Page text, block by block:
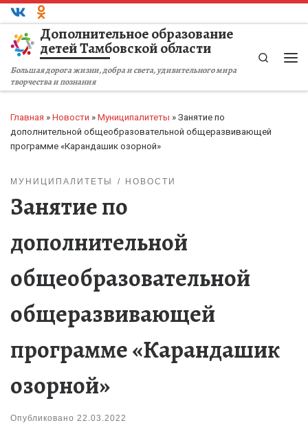
Перейти к содержимому
Дополнительное образование
детей Тамбовской области
Большая дорога жизни, добра и света, удивительного мира
творчества и познания
Search
Главная » Новости » Муниципалитеты » Занятие по
дополнительной общеобразовательной общеразвивающей
программе «Карандашик озорной»
МУНИЦИПАЛИТЕТЫ НОВОСТИ
Занятие по
дополнительной
общеобразовательной
общеразвивающей
программе «Карандашик
озорной»
Опубликовано 22.03.2022